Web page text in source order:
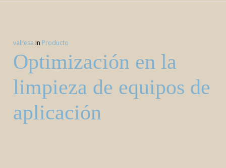
valresa In Producto
Optimización en la
limpieza de equipos de
aplicación